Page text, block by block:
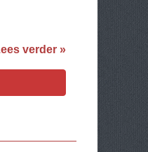
verder »